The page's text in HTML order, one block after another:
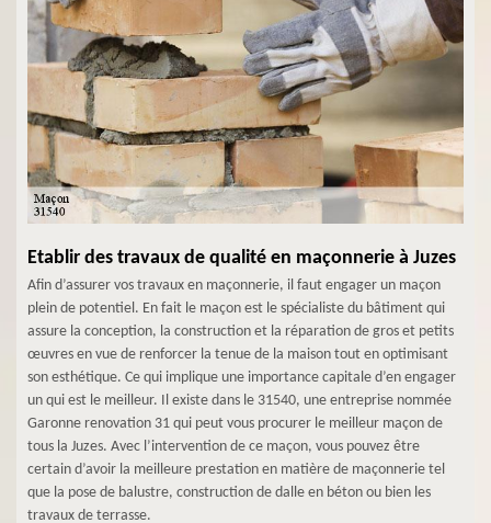
Etablir des travaux de qualité en maçonnerie à Juzes
Afin d’assurer vos travaux en maçonnerie, il faut engager un maçon
plein de potentiel. En fait le maçon est le spécialiste du bâtiment qui
assure la conception, la construction et la réparation de gros et petits
œuvres en vue de renforcer la tenue de la maison tout en optimisant
son esthétique. Ce qui implique une importance capitale d’en engager
un qui est le meilleur. Il existe dans le 31540, une entreprise nommée
Garonne renovation 31 qui peut vous procurer le meilleur maçon de
tous la Juzes. Avec l’intervention de ce maçon, vous pouvez être
certain d’avoir la meilleure prestation en matière de maçonnerie tel
que la pose de balustre, construction de dalle en béton ou bien les
travaux de terrasse.